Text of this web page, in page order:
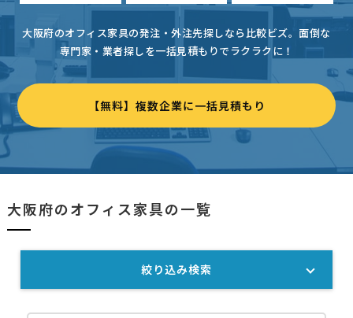
大阪府のオフィス家具の発注・外注先探しなら比較ビズ。 面倒な
専門家・業者探しを一括見積もりでラクラクに！
【無料】複数企業に一括見積もり
大阪府のオフィス家具の一覧
絞り込み検索